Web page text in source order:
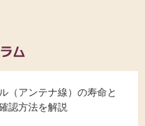
（アンテナ線）の寿命と
認方法を解説